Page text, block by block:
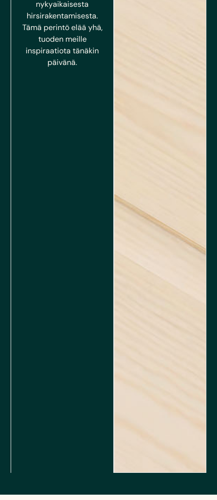
nykyaikaisesta
hirsirakentamisesta.
Tämä perintö elää yhä,
tuoden meille
inspiraatiota tänäkin
päivänä.